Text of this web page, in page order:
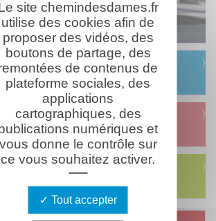
& informations
& informations
thématiques
site chemindesdames.fr
utilise des cookies afin de
proposer des vidéos, des
boutons de partage, des
de contenus de
plateforme sociales, des
applications
cartographiques, des
numériques et
vous donne le contrôle sur
ce vous souhaitez activer.
Tout accepter